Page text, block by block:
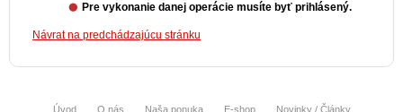
Pre vykonanie danej operácie musíte byť prihlásený.
Návrat na predchádzajúcu stránku
Úvod O nás Naša ponuka E-shop
Novinky / Články